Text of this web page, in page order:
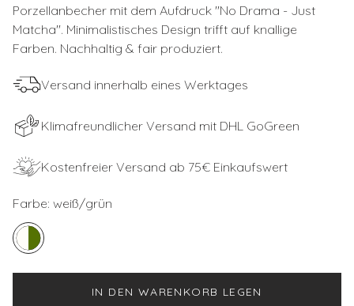
Porzellanbecher mit dem Aufdruck ''No Drama - Just
Matcha''. Minimalistisches Design trifft auf knallige
Farben. Nachhaltig & fair produziert.
Versand innerhalb eines Werktages
Klimafreundlicher Versand mit DHL GoGreen
Kostenfreier Versand ab 75€ Einkaufswert
Farbe: weiß/grün
IN DEN WARENKORB LEGEN